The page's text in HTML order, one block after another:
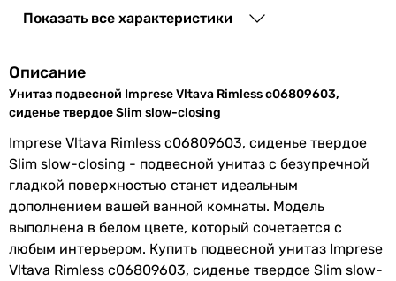
унитаз подвесной (под инсталяцию)
унитаз подвесной (под инсталяцию)
унитаз подвесной (под инсталяцию)
унитаз подвесной (под инсталяцию)
унитаз подвесной (под инсталяцию)
унитаз подвесной (под инсталяцию)
унитаз подвесной (под инсталяцию)
унитаз подвесной (под инсталяцию)
унитаз подвесной (под инсталяцию)
унитаз подвесной (под инсталяцию)
Материал
Тип слива воды
определяется системой
инсталляции
Особенности
модели
безободковый унитаз (Rimless)
Слив воды в
канализацию
горизонтальный
Форма круглая
Показать все характеристики
Описание
Унитаз подвесной Imprese Vltava Rimless c06809603,
сиденье твердое Slim slow-closing
Imprese Vltava Rimless c06809603, сиденье твердое
Slim slow-closing - подвесной унитаз с безупречной
гладкой поверхностью станет идеальным
дополнением вашей ванной комнаты. Модель
выполнена в белом цвете, который сочетается с
любым интерьером. Купить подвесной унитаз Imprese
Vltava Rimless c06809603, сиденье твердое Slim slow-